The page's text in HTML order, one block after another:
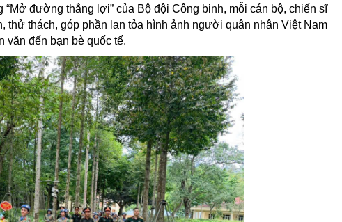
đường thắng lợi” của Bộ đội Công binh, mỗi cán bộ, chiến sĩ
thử thách, góp phần lan tỏa hình ảnh người quân nhân Việt Nam
văn đến bạn bè quốc tế.
đô và các tổ chức
thành phố Hà Nội
chiến sĩ mới
Hương Tết ra đảo tiền tiêu